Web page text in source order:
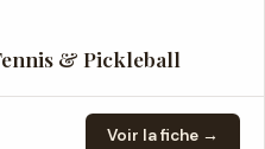
& Pickleball
Voir la fiche →